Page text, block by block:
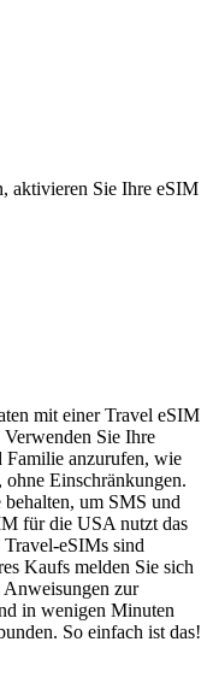
aktivieren Sie Ihre eSIM
mit einer Travel eSIM
Sie Ihre
Familie anzurufen, wie
Einschränkungen.
um SMS und
für die USA nutzt das
eSIMs sind
Kaufs melden Sie sich
zur
in wenigen Minuten
So einfach ist das!